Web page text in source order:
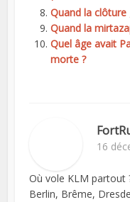
Quand la clôture
Quand la
Quel âge avait
morte ?
16
Où vole KLM partout
Berlin, Brême,